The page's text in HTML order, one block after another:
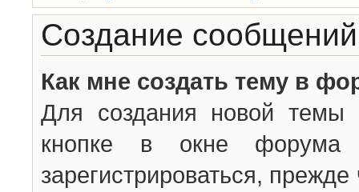
Создание сообщений
Как мне создать тему в
Для создания новой темы
кнопке в окне
зарегистрироваться,